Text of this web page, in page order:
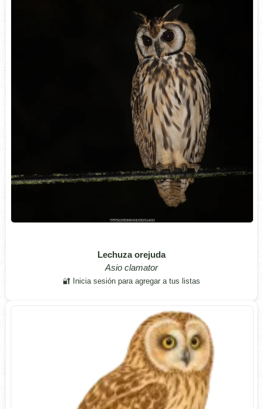
Lechuza orejuda
Asio clamator
🔐 Inicia sesión para agregar a tus listas